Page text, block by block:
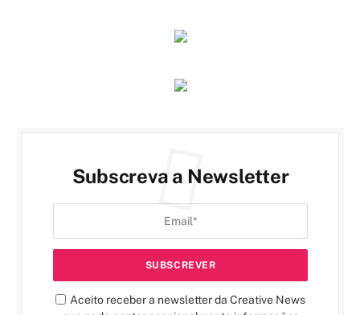
Subscreva a Newsletter
Aceito receber a newsletter da Creative News